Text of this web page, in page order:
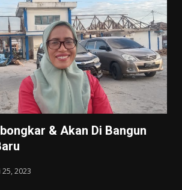
& Akan Di Bangun
25, 2023